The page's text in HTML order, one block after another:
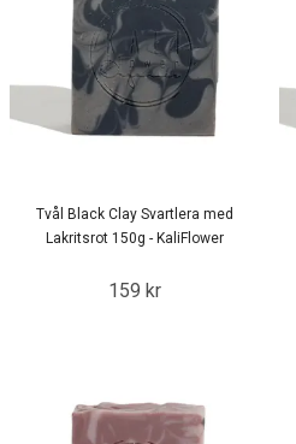
Tvål Black Clay Svartlera med
Lakritsrot 150g - KaliFlower
159 kr